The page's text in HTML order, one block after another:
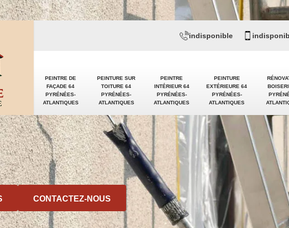
PEINTRE DE
FAÇADE 64
PYRÉNÉES-
ATLANTIQUES
PEINTURE SUR
TOITURE 64
PYRÉNÉES-
ATLANTIQUES
PEINTRE
INTÉRIEUR 64
PYRÉNÉES-
ATLANTIQUES
PEINTURE
EXTÉRIEURE 64
PYRÉNÉES-
ATLANTIQUES
indisponible
CONTACTEZ-NOUS